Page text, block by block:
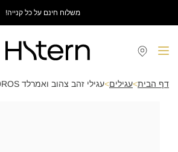
משלוח חינם על כל קנייה!
דף הבית>עגילים>עגילי זהב צהוב ואמרלד METEOROS